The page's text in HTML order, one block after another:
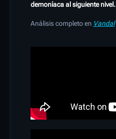
demoníaca al siguiente nivel.
Análisis completo en Vandal